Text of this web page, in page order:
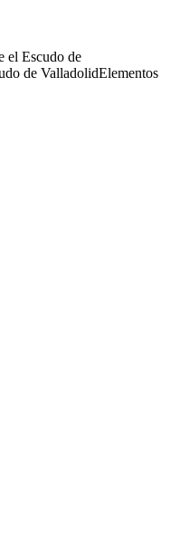
Escudo de
de ValladolidElementos